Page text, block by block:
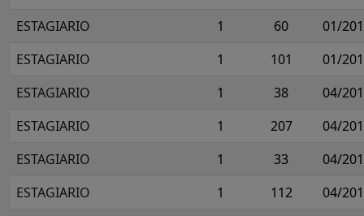
ESTAGIARIO
1 60
01/
ESTAGIARIO
1 101
01/
ESTAGIARIO
1 38
04/
ESTAGIARIO
1 207
04/
ESTAGIARIO
1 33
04/
ESTAGIARIO
1 112 04/